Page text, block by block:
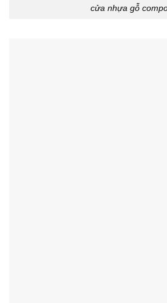
cửa nhựa gỗ